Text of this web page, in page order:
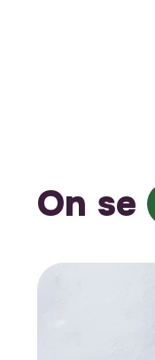
On se